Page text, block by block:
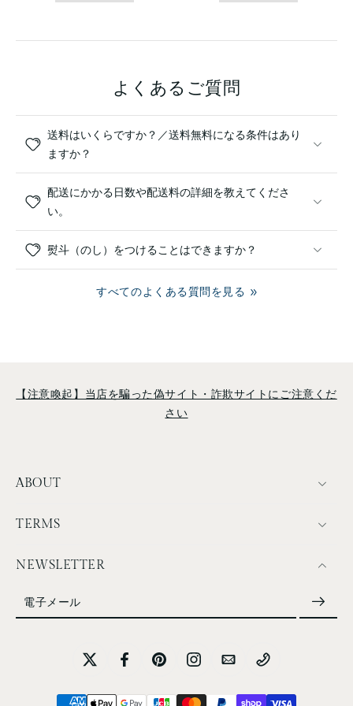
よくあるご質問
送料はいくらですか？／送料無料になる条件はあり
ますか？
配送にかかる日数や配送料の詳細を教えてくださ
い。
熨斗（のし）をつけることはできますか？
すべてのよくある質問を見る
【注意喚起】当店を騙った偽サイト・詐欺サイトにご注意くだ
さい
ABOUT
TERMS
NEWSLETTER
電子メール